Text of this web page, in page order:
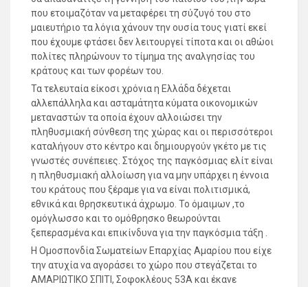
που ετοιμαζόταν να μεταφέρει τη σύζυγό του στο
μαιευτήριο τα λόγια χάνουν την ουσία τους γιατί εκεί
που έχουμε φτάσει δεν λειτουργεί τίποτα και οι αθώοι
πολίτες πληρώνουν το τίμημα της αναλγησίας του
κράτους και των φορέων του.
Τα τελευταία είκοσι χρόνια η Ελλάδα δέχεται
αλλεπάλληλα και ασταμάτητα κύματα οικονομικών
μεταναστών τα οποία έχουν αλλοιώσει την
πληθυσμιακή σύνθεση της χώρας και οι περισσότεροι
καταλήγουν στο κέντρο και δημιουργούν γκέτο με τις
γνωστές συνέπειες. Στόχος της παγκόσμιας ελίτ είναι
η πληθυσμιακή αλλοίωση για να μην υπάρχει η έννοια
του κράτους που ξέραμε για να είναι πολιτισμικά,
εθνικά και θρησκευτικά άχρωμο. Το όμαιμων ,το
ομόγλωσσο και το ομόθρησκο θεωρούνται
ξεπερασμένα και επικίνδυνα για την παγκόσμια τάξη .
Η Ομοσπονδία Σωματείων Επαρχίας Αμαρίου που είχε
την ατυχία να αγοράσει το χώρο που στεγάζεται το
ΑΜΑΡΙΩΤΙΚΟ ΣΠΙΤΙ, Σοφοκλέους 53Α και έκανε